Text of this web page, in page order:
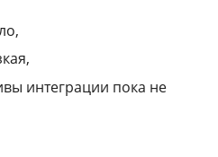
интеграции пока не